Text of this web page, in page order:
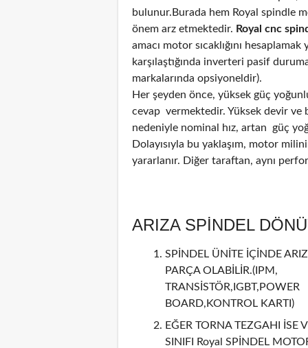
bulunur.Burada hem Royal spindle
önem arz etmektedir. Royal cnc
amacı motor sıcaklığını
karşılaştığında inverteri pasif
markalarında opsiyoneldir).
Her şeyden önce, yüksek güç
cevap vermektedir. Yüksek devir ve
nedeniyle nominal hız, artan güç
Dolayısıyla bu yaklaşım, motor
yararlanır. Diğer taraftan, aynı
ARIZA SPİNDEL
SPİNDEL ÜNİTE İÇİNDE
PARÇA OLABİLİR.(IPM,
TRANSİSTÖR,IGBT,POWER
BOARD,KONTROL KARTI)
EĞER TORNA TEZGAHI İSE
SINIFI Royal SPİNDEL